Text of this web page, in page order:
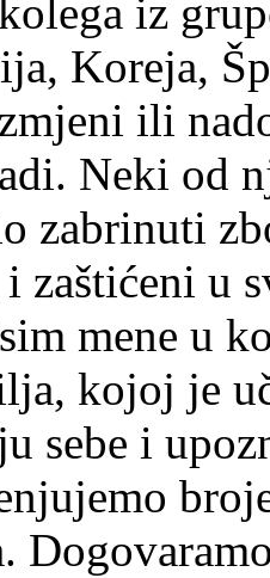
iz
Koreja,
ili
Neki od
zabrinuti
zaštićeni u
mene u
kojoj je
sebe i